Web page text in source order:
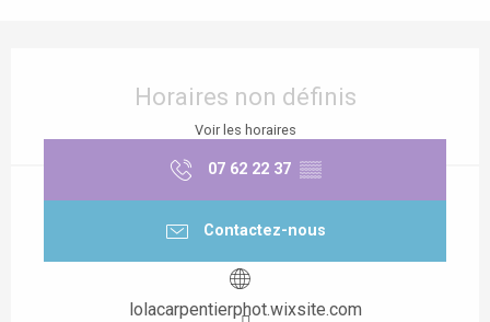
Horaires non définis
Voir les horaires
07 62 22 37 ▒▒
Contactez-nous
lolacarpentierphot.wixsite.com